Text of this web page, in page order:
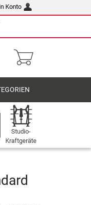
Konto
Studio-
Kraftgeräte